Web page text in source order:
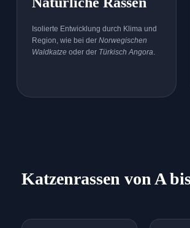
Isolierte Entwicklung durch Klima und
Region, wie bei der Norwegischen
Waldkatze oder der Türkisch Angora.
Katzenrassen von A